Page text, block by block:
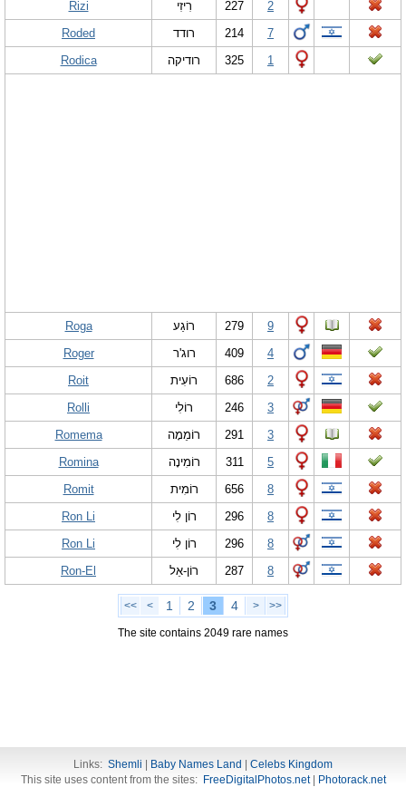
Rizi
רִיזִי 227
2
Roded
רודד 214
7
Rodica
רודיקה 325 1
Roga רוֹגַע 279
9
Roger
רוג'ר 409
4
Roit
רוֹעִית 686
2
Rolli
רוֹלִי 246
3
Romema
רוֹמֵמָה 291
3
Romina
רוֹמִינָה 311
5
Romit
רוֹמִית 656
8
Ron Li
רוֹן לִי 296
8
Ron Li
רוֹן לִי 296
8
Ron-El
רוֹן-אֵל 287 8
<< < 1 2 3 4 > >>
The site contains 2049 rare names
Links: Shemli Baby Names Land
Celebs Kingdom
This site uses content from the sites: FreeDigitalPhotos.net| Photorack.net